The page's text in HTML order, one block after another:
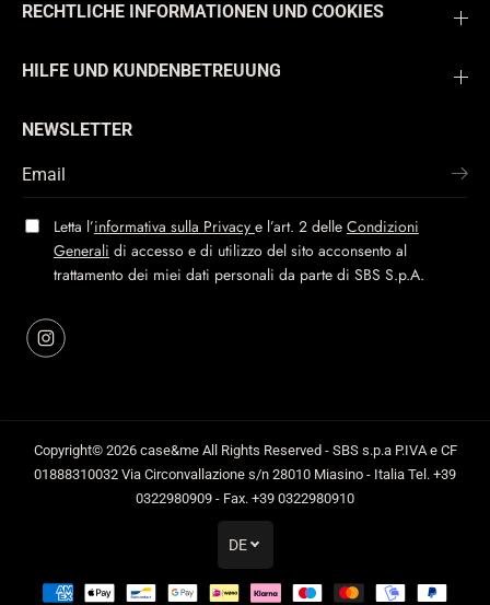
RECHTLICHE INFORMATIONEN UND COOKIES
HILFE UND KUNDENBETREUUNG
NEWSLETTER
Letta l’informativa sulla Privacy e l’art. 2 delle Condizioni
Generali di accesso e di utilizzo del sito acconsento al
trattamento dei miei dati personali da parte di SBS S.p.A.
Copyright© 2026 case&meAll Rights Reserved - SBS s.p.a P.IVA e CF
01888310032 Via Circonvallazione s/n 28010 Miasino - Italia Tel. +39
0322980909 - Fax. +39 0322980910
DE